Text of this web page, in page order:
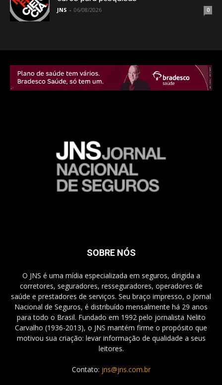
JNS - 06/08/2026 0
SOBRE NÓS
O JNS é uma mídia especializada em seguros, dirigida a
corretores, seguradores, resseguradores, operadores de
saúde e prestadores de serviços. Seu braço impresso, o Jornal
Nacional de Seguros, é distribuído mensalmente há 29 anos
para todo o Brasil. Fundado em 1992 pelo jornalista Nelito
Carvalho (1936-2013), o JNS mantém firme o propósito que
motivou sua criação: levar informação de qualidade a seus
leitores.
Contato: jns@jns.com.br